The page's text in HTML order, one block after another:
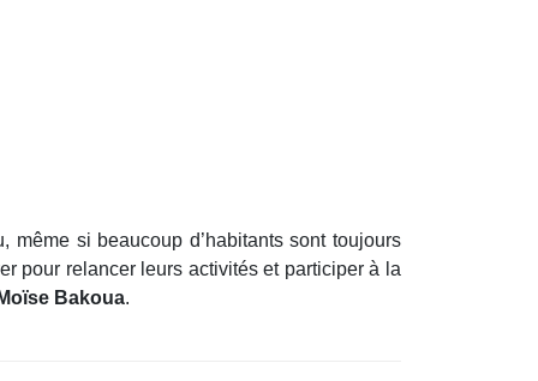
même si beaucoup d’habitants sont toujours
pour relancer leurs activités et participer à la
Bakoua.